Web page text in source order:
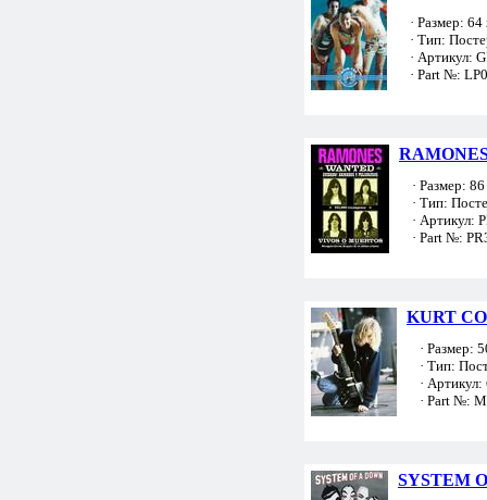
· Размер: 64
· Тип:
· Артикул:
· Part №:
· Размер:
· Тип:
· Артикул:
· Part №:
KURT
· Размер:
· Тип:
· Артикул:
· Part №:
SYSTEM